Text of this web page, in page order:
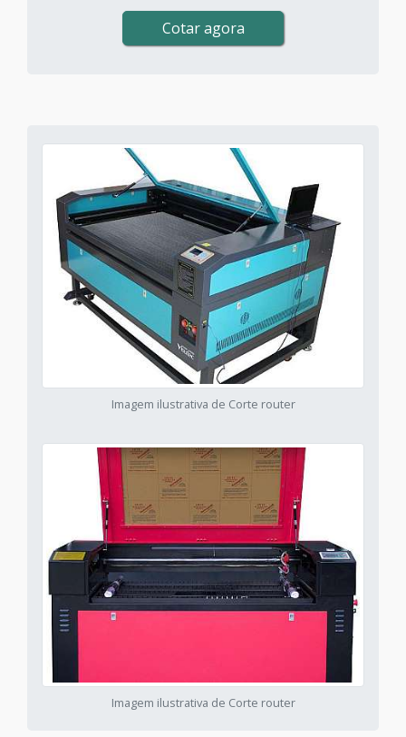
Cotar agora
Imagem ilustrativa de Corte router
Imagem ilustrativa de Corte router